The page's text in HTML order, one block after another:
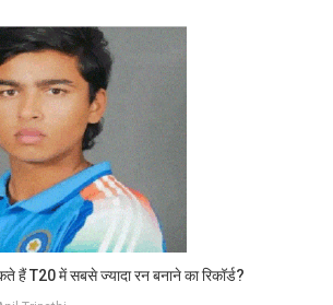
हैं T20 में सबसे ज्यादा रन बनाने का रिकॉर्ड?